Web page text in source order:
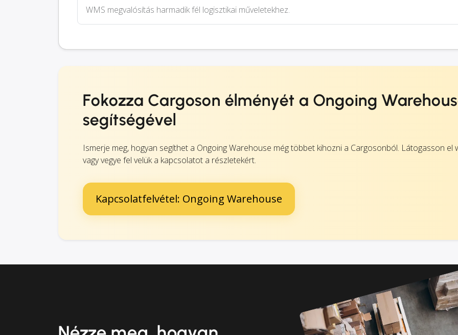
WMS megvalósítás harmadik fél logisztikai műveletekhez.
Fokozza Cargoson élményét a Ongoing
segítségével
Ismerje meg, hogyan segíthet a Ongoing Warehouse még többet kihozni a Cargosonból. Látogasson el
vagy vegye fel velük a kapcsolatot a részletekért.
Kapcsolatfelvétel: Ongoing Warehouse